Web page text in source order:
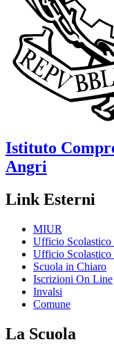
Istituto
Angri
Link Esterni
MIUR
Ufficio Scolastico
Ufficio Scolastico
Scuola in Chiaro
Iscrizioni On Line
Invalsi
Comune
La Scuola